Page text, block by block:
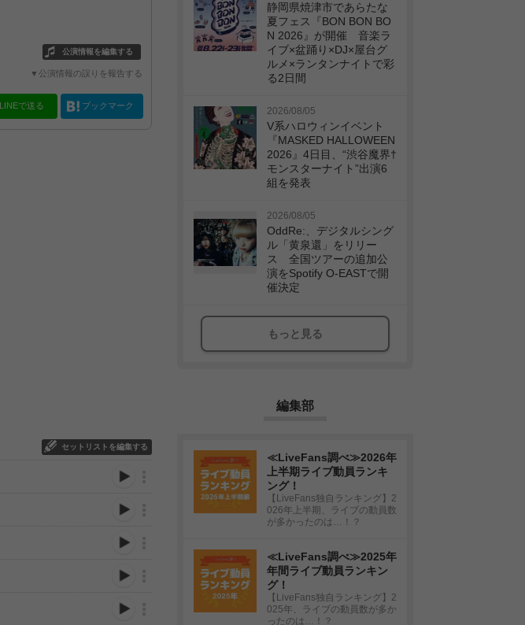
公演情報を編集する
▼公演情報の誤りを報告する
LINEで送る ブックマーク
セットリストを編集する
静岡県焼津市であらたな
夏フェス『BON BON BO
N 2026』が開催 音楽ラ
イブ×盆踊り×DJ×屋台グ
ルメ×ランタンナイトで彩
る2日間
2026/08/05
V系ハロウィンイベント
『MASKED HALLOWEEN
2026』4日目、“渋谷魔界†
モンスターナイト”出演6
組を発表
2026/08/05
OddRe:、デジタルシング
ル「黄泉還」をリリー
ス 全国ツアーの追加公
演をSpotify O-EASTで開
催決定
もっと見る
編集部
≪LiveFans調べ≫2026年
上半期ライブ動員ランキ
ング！
【LiveFans独自ランキング】2
026年上半期、ライブの動員数
が多かったのは…！？
≪LiveFans調べ≫2025年
年間ライブ動員ランキン
グ！
【LiveFans独自ランキング】2
025年、ライブの動員数が多か
ったのは…！？